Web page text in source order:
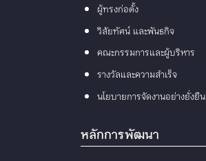
ผู้ทรงก่อตั้ง
วิสัยทัศน์ และพันธกิจ
คณะกรรมการและผู้บริหาร
รางวัลและความสำเร็จ
นโยบายการจัดงานอย่างยั่งยืน
หลักการพัฒนา